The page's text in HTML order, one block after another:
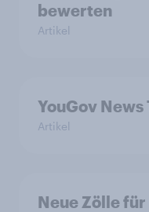
bewerten
Artikel
YouGov News
Artikel
Neue Zölle für